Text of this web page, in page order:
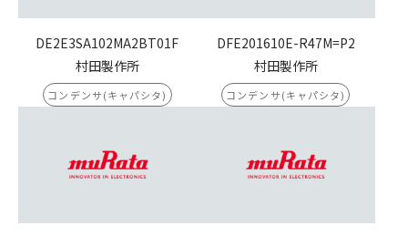
DE2E3SA102MA2BT01F
村田製作所
コンデンサ(キャパシタ)
DFE201610E-R47M=P2
村田製作所
コンデンサ(キャパシタ)